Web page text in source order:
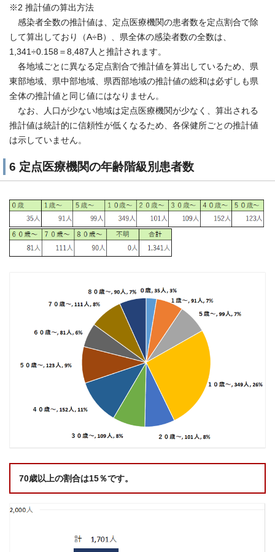
※2 推計値の算出方法
感染者全数の推計値は、定点医療機関の患者数を定点割合で除
して算出しており（A÷B）、県全体の感染者数の全数は、
1,341÷0.158＝8,487人と推計されます。
各地域ごとに異なる定点割合で推計値を算出しているため、県
東部地域、県中部地域、県西部地域の推計値の総和は必ずしも県
全体の推計値と同じ値にはなりません。
なお、人口が少ない地域は定点医療機関が少なく、算出される
推計値は統計的に信頼性が低くなるため、各保健所ごとの推計値
は示していません。
6 定点医療機関の年齢階級別患者数
70歳以上の割合は15％です。